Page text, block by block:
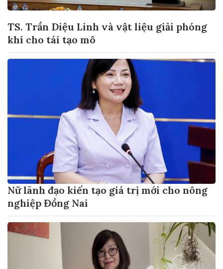
TS. Trần Diệu Linh và vật liệu giải phóng
khí cho tái tạo mô
Nữ lãnh đạo kiến tạo giá trị mới cho nông
nghiệp Đồng Nai